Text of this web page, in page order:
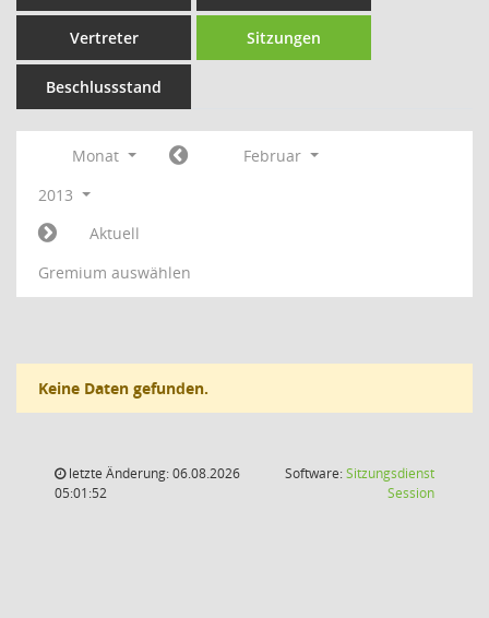
Vertreter Sitzungen
Beschlussstand
Monat
Februar
2013
Aktuell
Gremium auswählen
Keine Daten gefunden.
letzte Änderung: 06.08.2026
05:01:52
Software:Sitzungsdienst
Session(Wird in